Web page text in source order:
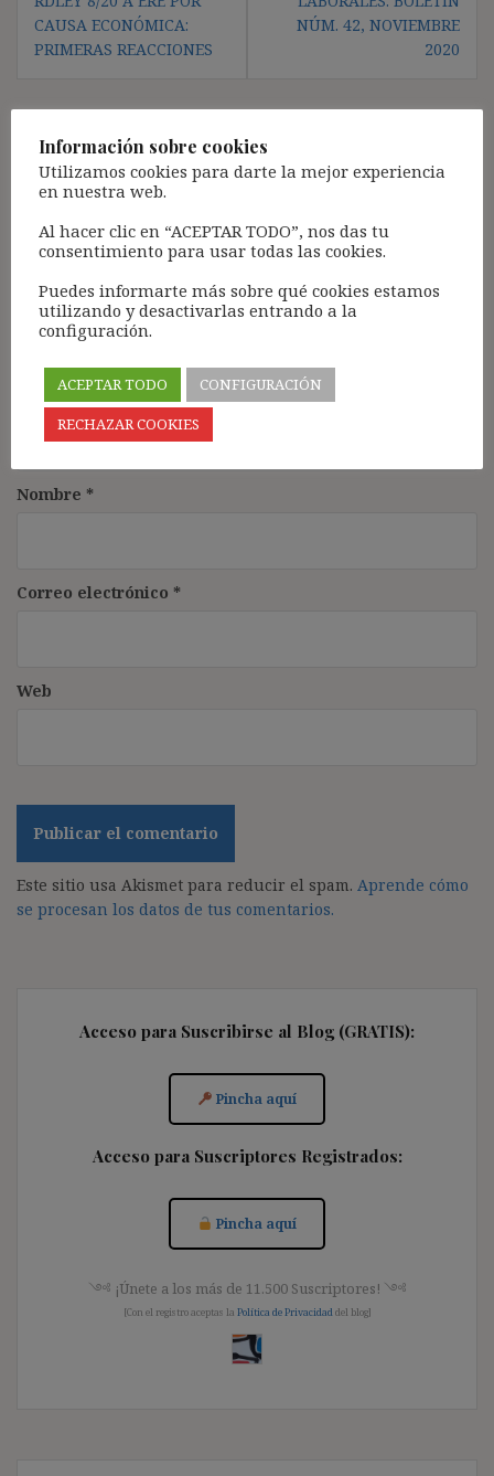
CAUSA ECONÓMICA:
PRIMERAS REACCIONES
NÚM. 42, NOVIEMBRE
2020
Deja una respuesta
Tu dirección de correo electrónico no será publicada.
Comentario*
Nombre *
Correo electrónico *
Web
Este sitio usa Akismet para reducir el spam. Aprende cómo
se procesan los datos de tus comentarios.
Acceso para Suscribirse al Blog (GRATIS):
Pincha aquí
Acceso para Suscriptores Registrados:
Pincha aquí
༺ ¡Únete a los más de 11.500 Suscriptores! ༺
[Con el registro aceptas la Política de Privacidad del blog]
Información sobre cookies
Utilizamos cookies para darte la mejor experiencia
en nuestra web.
Al hacer clic en “ACEPTAR TODO”, nos das tu
consentimiento para usar todas las cookies.
Puedes informarte más sobre qué cookies estamos
utilizando y desactivarlas entrando a la
configuración.
ACEPTAR TODO
CONFIGURACIÓN
RECHAZAR COOKIES